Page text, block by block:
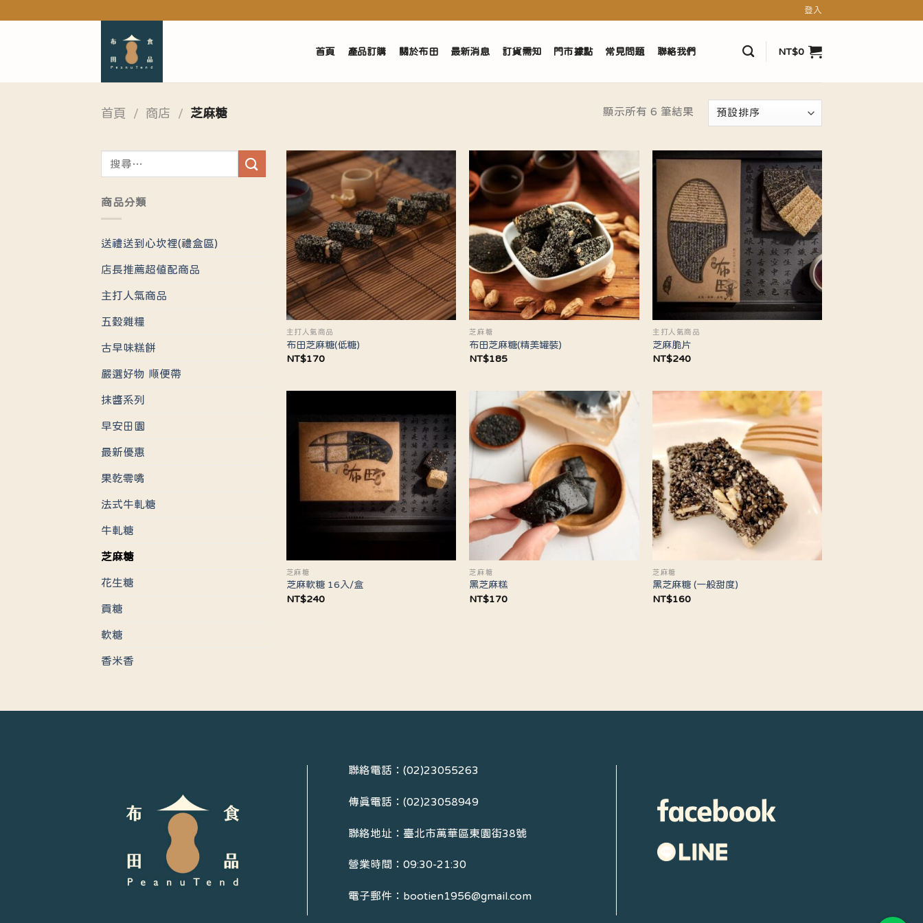
登入
首頁 產品訂購 關於布田 最新消息 訂貨需知 門市據點 常見問題 聯絡我們 NT$0
首頁 / 商店 / 芝麻糖 顯示所有 6 筆結果
鍵
字:
商品分類
送禮送到心坎裡(禮盒區)
店長推薦超值配商品
主打人氣商品
五穀雜糧
古早味糕餅
嚴選好物 順便帶
抹醬系列
早安田園
最新優惠
果乾零嘴
法式牛軋糖
牛軋糖
芝麻糖
花生糖
貢糖
軟糖
香米香
主打人氣商品
布田芝麻糖(低糖)
NT$170
芝麻糖
布田芝麻糖(精美罐裝)
NT$185
主打人氣商品
芝麻脆片
NT$240
芝麻糖
芝麻軟糖 16入/盒
NT$240
芝麻糖
黑芝麻糕
NT$170
芝麻糖
黑芝麻糖 (一般甜度)
NT$160
聯絡電話：(02)23055263
傳真電話：(02)23058949
聯絡地址：臺北市萬華區東園街38號
營業時間：09:30-21:30
電子郵件：bootien1956@gmail.com